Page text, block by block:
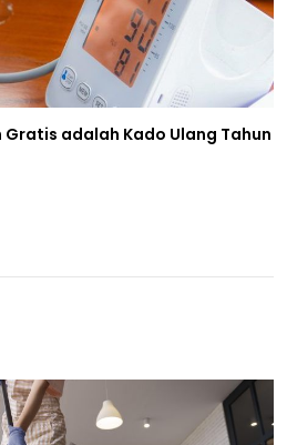
adalah Kado Ulang Tahun